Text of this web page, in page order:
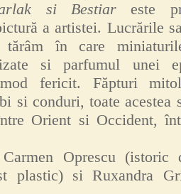
si Bestiar este
a artistei. Lucrările
în care
si parfumul unei
fericit. Făpturi
si conduri, toate acestea
Orient si Occident,
Oprescu (istoric
plastic) si Ruxandra